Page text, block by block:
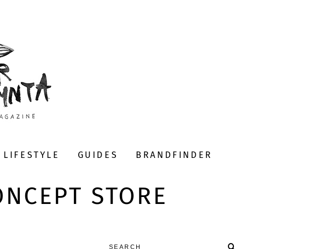
LIFESTYLE GUIDES BRANDFINDER
STORE